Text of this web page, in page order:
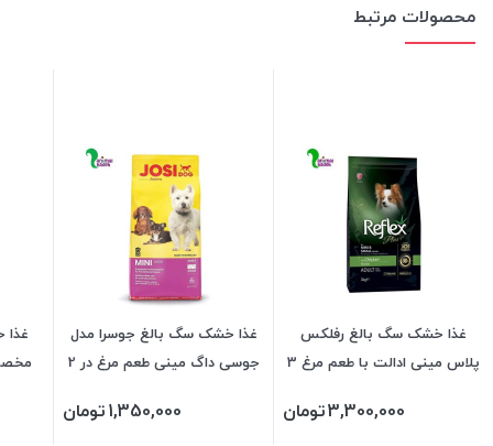
محصولات مرتبط
غذا خشک سگ بالغ رفلکس
پلاس مینی ادالت با طعم مرغ 3
3,300,000تومان
غذا خشک سگ بالغ جوسرا مدل
جوسی داگ مینی طعم مرغ در 2
1,350,000تومان